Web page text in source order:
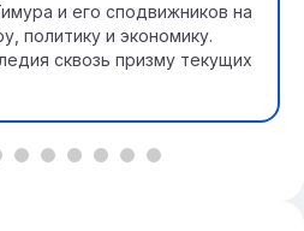
и его сподвижников на
политику и экономику.
сквозь призму текущих